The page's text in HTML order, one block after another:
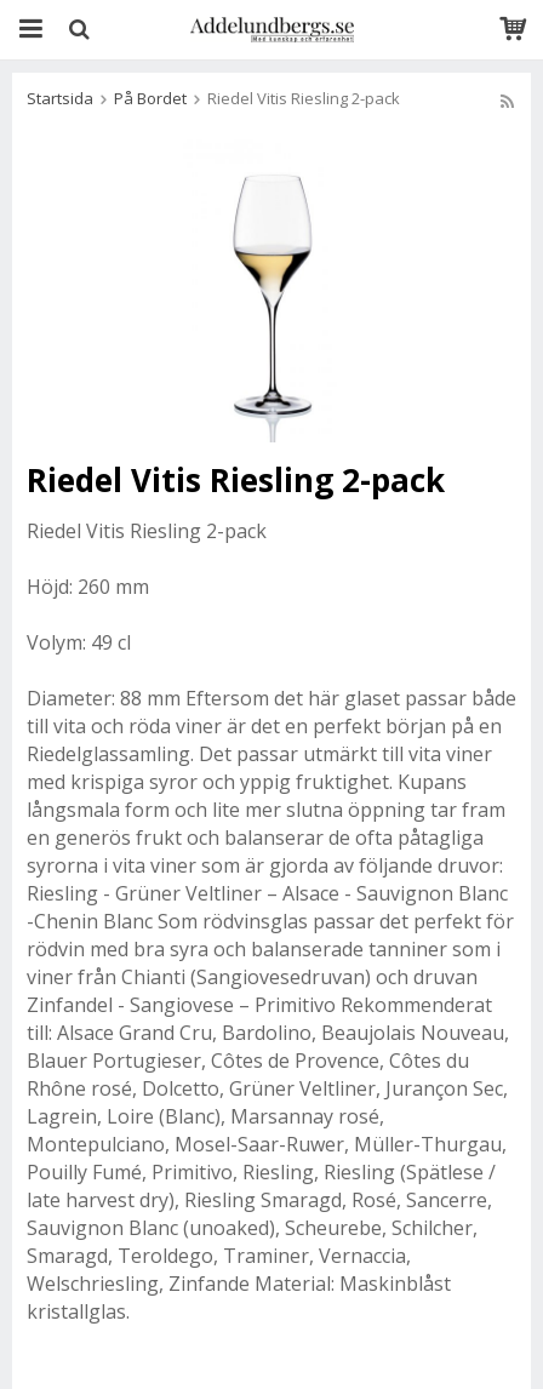
Startsida På Bordet Riedel Vitis Riesling 2-pack
Riedel Vitis Riesling 2-pack
Riedel Vitis Riesling 2-pack
Höjd: 260 mm
Volym: 49 cl
Diameter: 88 mm Eftersom det här glaset passar både
till vita och röda viner är det en perfekt början på en
Riedelglassamling. Det passar utmärkt till vita viner
med krispiga syror och yppig fruktighet. Kupans
långsmala form och lite mer slutna öppning tar fram
en generös frukt och balanserar de ofta påtagliga
syrorna i vita viner som är gjorda av följande druvor:
Riesling - Grüner Veltliner – Alsace - Sauvignon Blanc
-Chenin Blanc Som rödvinsglas passar det perfekt för
rödvin med bra syra och balanserade tanniner som i
viner från Chianti (Sangiovesedruvan) och druvan
Zinfandel - Sangiovese – Primitivo Rekommenderat
till: Alsace Grand Cru, Bardolino, Beaujolais Nouveau,
Blauer Portugieser, Côtes de Provence, Côtes du
Rhône rosé, Dolcetto, Grüner Veltliner, Jurançon Sec,
Lagrein, Loire (Blanc), Marsannay rosé,
Montepulciano, Mosel-Saar-Ruwer, Müller-Thurgau,
Pouilly Fumé, Primitivo, Riesling, Riesling (Spätlese /
late harvest dry), Riesling Smaragd, Rosé, Sancerre,
Sauvignon Blanc (unoaked), Scheurebe, Schilcher,
Smaragd, Teroldego, Traminer, Vernaccia,
Welschriesling, Zinfande Material: Maskinblåst
kristallglas.